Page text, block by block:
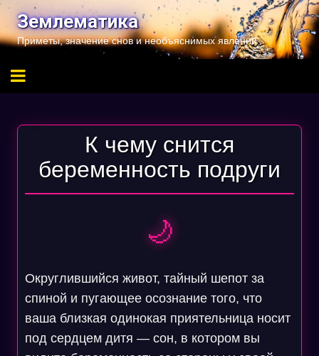
Перейти
содержимому
Землематика
Приметы, значение снов и необъяснимых явлений
К чему снится
беременность подруги
🌙
Округлившийся живот, тайный шепот за
спиной и пугающее осознание того, что
ваша близкая одинокая приятельница носит
под сердцем дитя — сон, в котором вы